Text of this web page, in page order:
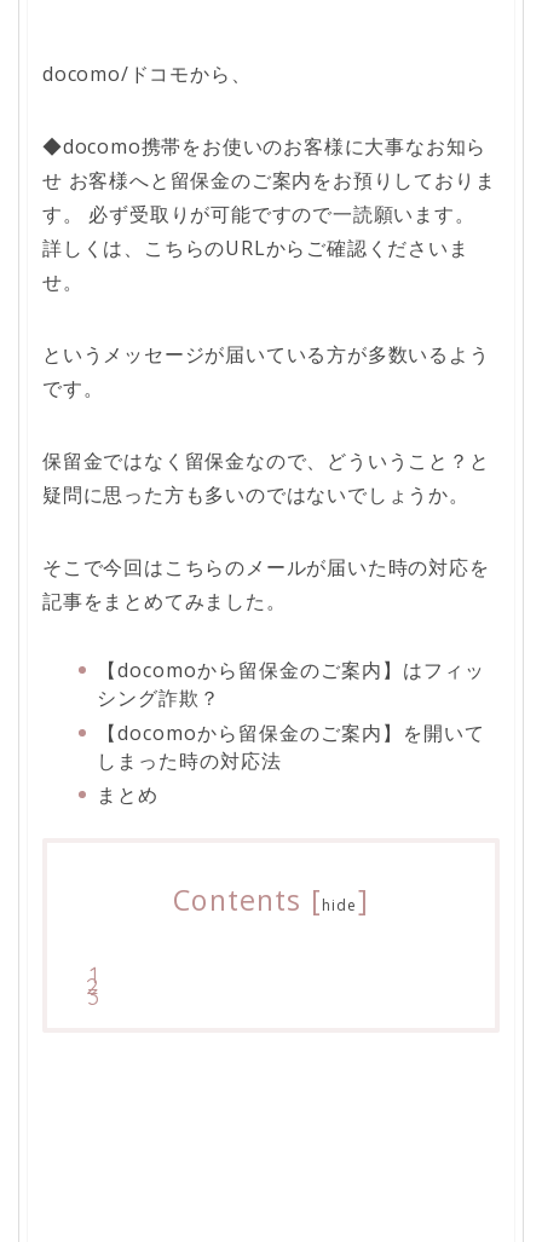
docomo/ドコモから、
◆docomo携帯をお使いのお客様に大事なお知ら
せ お客様へと留保金のご案内をお預りしておりま
す。 必ず受取りが可能ですので一読願います。
詳しくは、こちらのURLからご確認くださいま
せ。
というメッセージが届いている方が多数いるよう
です。
保留金ではなく留保金なので、どういうこと？と
疑問に思った方も多いのではないでしょうか。
そこで今回はこちらのメールが届いた時の対応を
記事をまとめてみました。
【docomoから留保金のご案内】はフィッ
シング詐欺？
【docomoから留保金のご案内】を開いて
しまった時の対応法
まとめ
Contents [hide]